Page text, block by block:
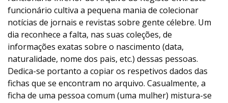
funcionário cultiva a pequena mania de colecionar
notícias de jornais e revistas sobre gente célebre. Um
dia reconhece a falta, nas suas coleções, de
informações exatas sobre o nascimento (data,
naturalidade, nome dos pais, etc.) dessas pessoas.
Dedica-se portanto a copiar os respetivos dados das
fichas que se encontram no arquivo. Casualmente, a
ficha de uma pessoa comum (uma mulher) mistura-se